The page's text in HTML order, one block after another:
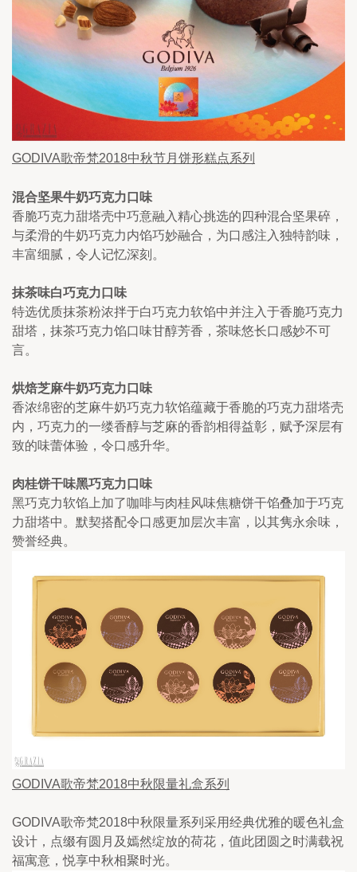
GODIVA歌帝梵2018中秋节月饼形糕点系列
混合坚果牛奶巧克力口味
香脆巧克力甜塔壳中巧意融入精心挑选的四种混合坚果碎，
与柔滑的牛奶巧克力内馅巧妙融合，为口感注入独特韵味，
丰富细腻，令人记忆深刻。
抹茶味白巧克力口味
特选优质抹茶粉浓拌于白巧克力软馅中并注入于香脆巧克力
甜塔，抹茶巧克力馅口味甘醇芳香，茶味悠长口感妙不可
言。
烘焙芝麻牛奶巧克力口味
香浓绵密的芝麻牛奶巧克力软馅蕴藏于香脆的巧克力甜塔壳
内，巧克力的一缕香醇与芝麻的香韵相得益彰，赋予深层有
致的味蕾体验，令口感升华。
肉桂饼干味黑巧克力口味
黑巧克力软馅上加了咖啡与肉桂风味焦糖饼干馅叠加于巧克
力甜塔中。默契搭配令口感更加层次丰富，以其隽永余味，
赞誉经典。
GODIVA歌帝梵2018中秋限量礼盒系列
GODIVA歌帝梵2018中秋限量系列采用经典优雅的暖色礼盒
设计，点缀有圆月及嫣然绽放的荷花，值此团圆之时满载祝
福寓意，悦享中秋相聚时光。